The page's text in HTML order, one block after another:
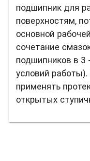
подшипник для
поверхностям,
основной
сочетание
подшипников в 3
условий
применять
открытых